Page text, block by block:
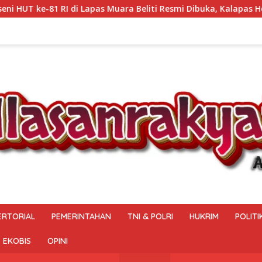
81 RI di Lapas Muara Beliti Resmi Dibuka, Kalapas Herdianto
PEMERINTAHAN TNI & POLRI HUKRIM
EKOBIS OPINI